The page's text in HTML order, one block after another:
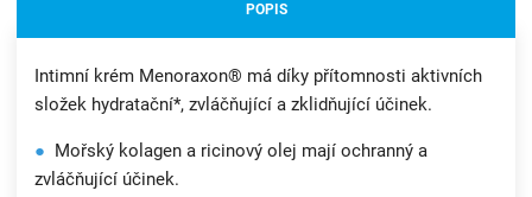
POPIS
Intimní krém Menoraxon® má díky přítomnosti aktivních
složek hydratační*, zvláčňující a zklidňující účinek.
● Mořský kolagen a ricinový olej mají ochranný a
zvláčňující účinek.